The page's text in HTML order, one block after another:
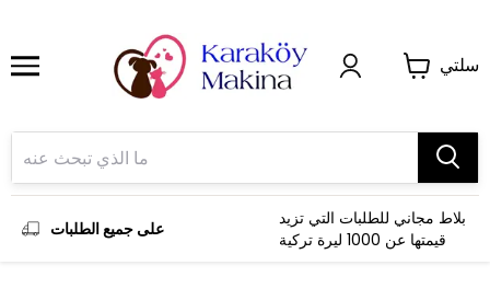
سلتي
على جميع الطلبات
بلاط مجاني للطلبات التي تزيد
قيمتها عن 1000 ليرة تركية